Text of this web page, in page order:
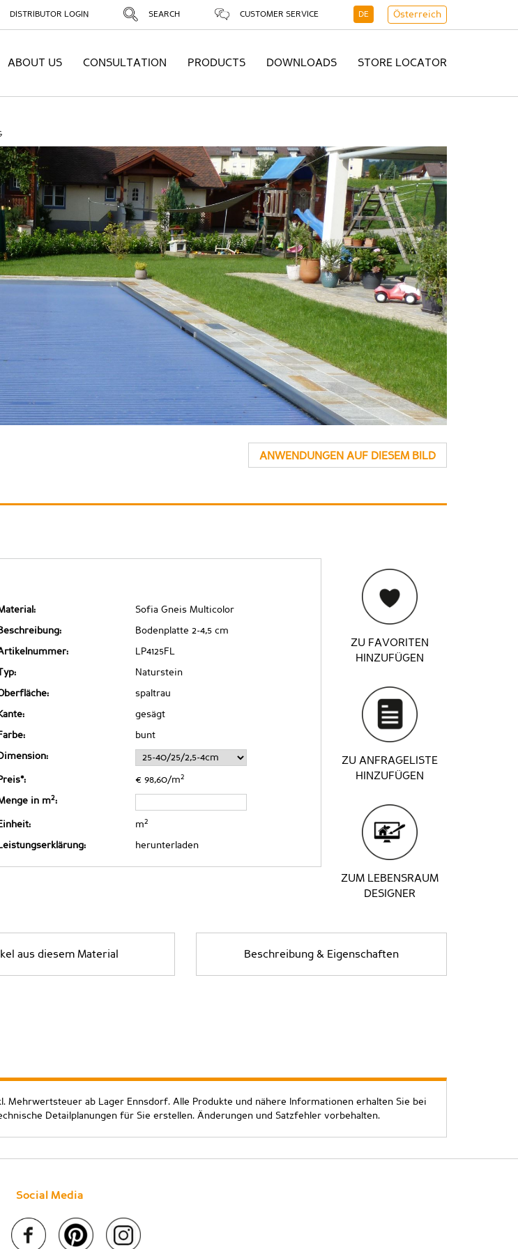
DISTRIBUTOR LOGIN SEARCH CUSTOMER SERVICE DE Österreich
ABOUT US CONSULTATION PRODUCTS DOWNLOADS STORE LOCATOR
ANWENDUNGEN AUF DIESEM BILD
Sofia Gneis Multicolor
Bodenplatte 2-4,5 cm
LP4125FL
Typ: Naturstein
spaltrau
gesägt
bunt
€ 98,60/m2
in m2:
m2
herunterladen
ZU FAVORITEN
HINZUFÜGEN
ZU ANFRAGELISTE
HINZUFÜGEN
ZUM LEBENSRAUM
DESIGNER
aus diesem Material Beschreibung & Eigenschaften
ab Lager Ennsdorf. Alle Produkte und nähere Informationen erhalten Sie bei
Detailplanungen für Sie erstellen. Änderungen und Satzfehler vorbehalten.
Social Media